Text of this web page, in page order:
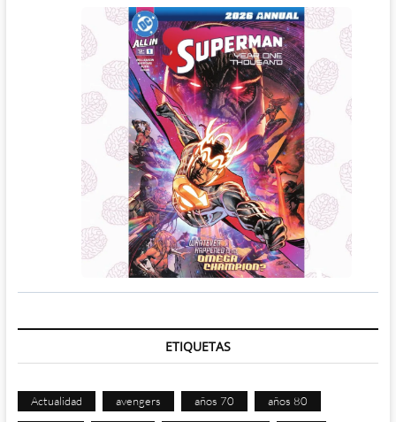
ETIQUETAS
Actualidad avengers años 70 años 80